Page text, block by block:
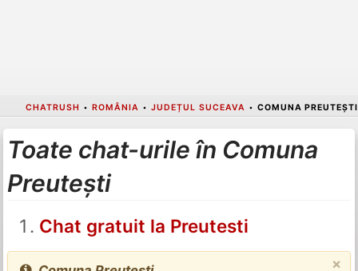
CHATRUSH • ROMÂNIA • JUDEȚUL SUCEAVA • COMUNA PREUTEȘTI
Toate chat-urile în Comuna
Preutești
Chat gratuit la Preutesti
×